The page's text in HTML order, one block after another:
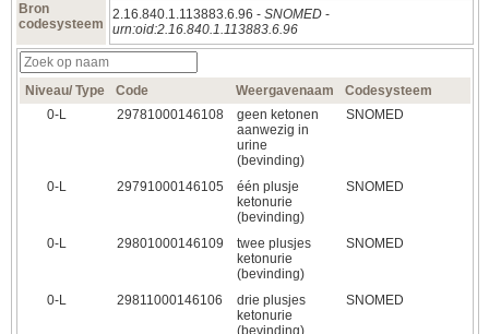
Bron
codesysteem
2.16.840.1.113883.6.96 - SNOMED -
urn:oid:2.16.840.1.113883.6.96
Niveau/ Type Code Weergavenaam
Codesysteem
0‑L
29781000146108
geen ketonen
aanwezig in
urine
(bevinding)
SNOMED
0‑L 29791000146105
één plusje
ketonurie
(bevinding)
SNOMED
0‑L 29801000146109
twee plusjes
ketonurie
(bevinding)
SNOMED
0‑L 29811000146106
drie plusjes
ketonurie
SNOMED